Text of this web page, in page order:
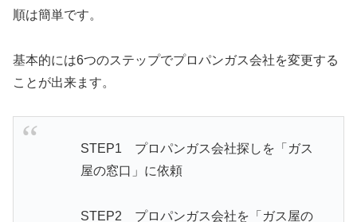
順は簡単です。
基本的には6つのステップでプロパンガス会社を変更する
ことが出来ます。
STEP1 プロパンガス会社探しを「ガス
屋の窓口」に依頼
STEP2 プロパンガス会社を「ガス屋の